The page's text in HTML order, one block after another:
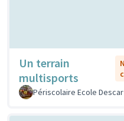
Un terrain
multisports
Périscolaire Ecole